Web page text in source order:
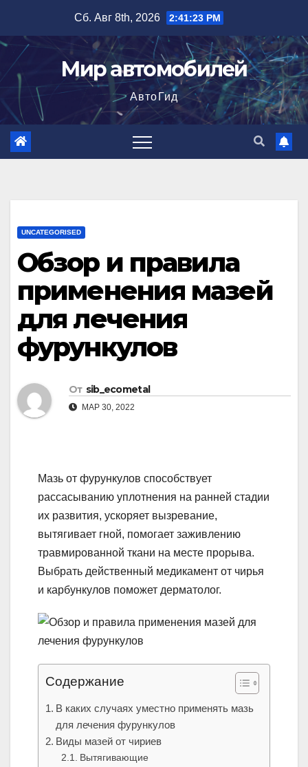
содержимому
Сб. Авг 8th, 2026 2:41:24 PM
Мир автомобилей
АвтоГид
UNCATEGORISED
Обзор и правила
применения мазей
для лечения
фурункулов
От sib_ecometal
МАР 30, 2022
Мазь от фурункулов способствует
рассасыванию уплотнения на ранней стадии
их развития, ускоряет вызревание,
вытягивает гной, помогает заживлению
травмированной ткани на месте прорыва.
Выбрать действенный медикамент от чирья
и карбункулов поможет дерматолог.
Содержание
В каких случаях уместно применять мазь
для лечения фурункулов
Виды мазей от чириев
Вытягивающие